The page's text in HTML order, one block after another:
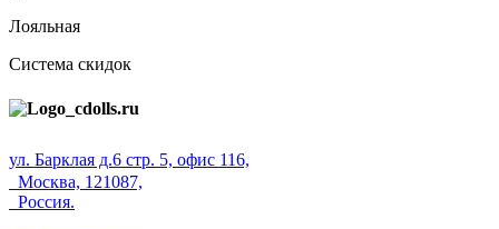
Лояльная
Система скидок
ул. Барклая д.6 стр. 5, офис 116,
Москва, 121087,
Россия.